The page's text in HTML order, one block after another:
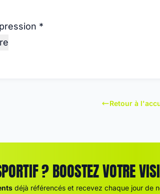
*
Retour à
? BOOSTEZ VOTRE
déjà référencés et recevez chaque jour de